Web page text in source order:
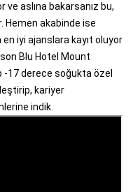
ve aslına bakarsanız bu,
akabinde ise
iyi ajanslara kayıt oluyor
Blu Hotel Mount
-17 derece soğukta özel
kariyer
indik.